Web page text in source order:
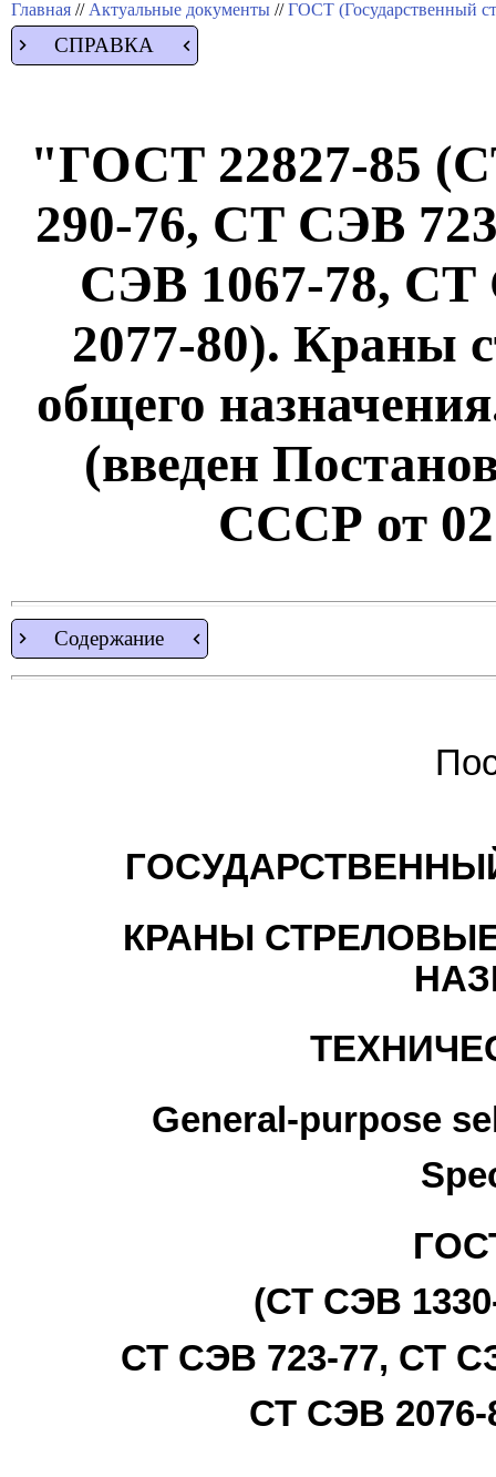
Главная // Актуальные документы //ГОСТ (Государственный
СПРАВКА
"ГОСТ 22827-85
290-76, СТ СЭВ
СЭВ 1067-78,
2077-80). Краны
общего
(введен
СССР от
Содержание
КРАНЫ
General-purpose
(СТ СЭВ
СТ СЭВ 723-77, СТ
СТ СЭВ 2076-